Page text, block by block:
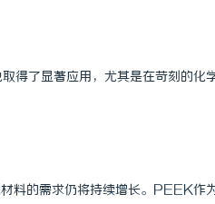
得了显著应用，尤其是在苛刻的
料的需求仍将持续增长。PEEK